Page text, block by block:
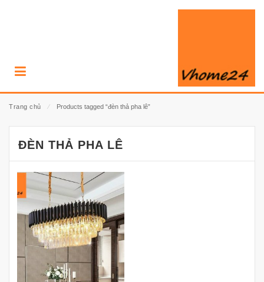
Trang chủ ⁄ Products tagged “đèn thả pha lê”
ĐÈN THẢ PHA LÊ